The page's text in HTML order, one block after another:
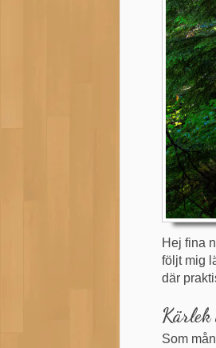
Hej fina
följt mig
där
Kärlek
Som